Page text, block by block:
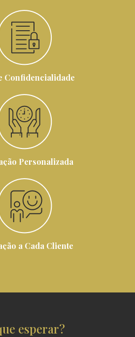
Confidencialidade
Personalizada
a Cada Cliente
esperar?